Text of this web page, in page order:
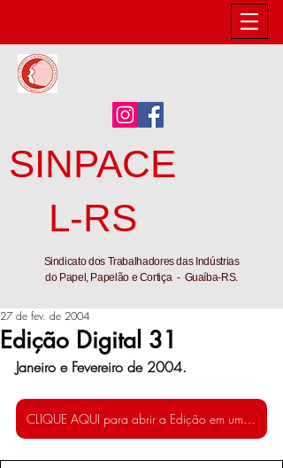
SINPACE
L-RS
Sindicato dos Trabalhadores das Indústrias
do Papel, Papelão e Cortiça - Guaíba-RS.
Edição Digital 31
27 de fev. de 2004
Janeiro e Fevereiro de 2004.
CLIQUE AQUI para abrir a Edição em uma nova aba!!